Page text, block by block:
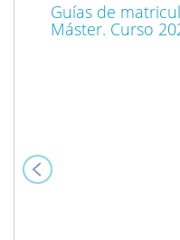
Guías de
Máster. Curso